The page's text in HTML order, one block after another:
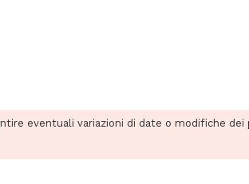
eventuali variazioni di date o modifiche